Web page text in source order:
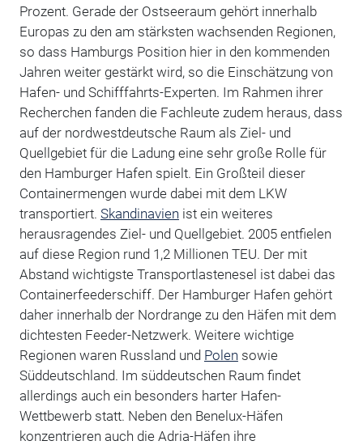
Prozent. Gerade der Ostseeraum gehört innerhalb
Europas zu den am stärksten wachsenden Regionen,
so dass Hamburgs Position hier in den kommenden
Jahren weiter gestärkt wird, so die Einschätzung von
Hafen- und Schifffahrts-Experten. Im Rahmen ihrer
Recherchen fanden die Fachleute zudem heraus, dass
auf der nordwestdeutsche Raum als Ziel- und
Quellgebiet für die Ladung eine sehr große Rolle für
den Hamburger Hafen spielt. Ein Großteil dieser
Containermengen wurde dabei mit dem LKW
transportiert. Skandinavien ist ein weiteres
herausragendes Ziel- und Quellgebiet. 2005 entfielen
auf diese Region rund 1,2 Millionen TEU. Der mit
Abstand wichtigste Transportlastenesel ist dabei das
Containerfeederschiff. Der Hamburger Hafen gehört
daher innerhalb der Nordrange zu den Häfen mit dem
dichtesten Feeder-Netzwerk. Weitere wichtige
Regionen waren Russland und Polen sowie
Süddeutschland. Im süddeutschen Raum findet
allerdings auch ein besonders harter Hafen-
Wettbewerb statt. Neben den Benelux-Häfen
konzentrieren auch die Adria-Häfen ihre